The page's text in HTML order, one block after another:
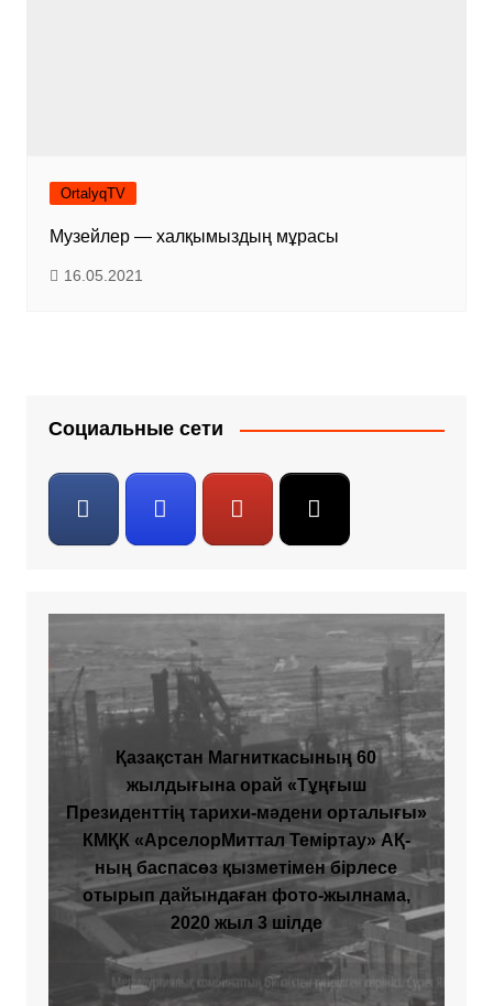
OrtalyqTV
Музейлер — халқымыздың мұрасы
16.05.2021
Социальные сети
Қазақстан Магниткасының 60
жылдығына орай «Тұңғыш
Президенттің тарихи-мәдени орталығы»
КМҚК «АрселорМиттал Теміртау» АҚ-
ның баспасөз қызметімен бірлесе
отырып дайындаған фото-жылнама,
2020 жыл 3 шілде